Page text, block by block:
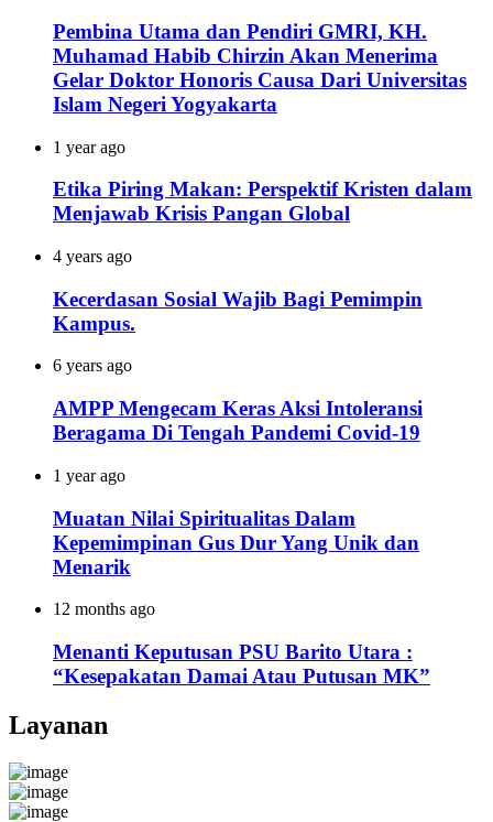
Pembina Utama dan Pendiri GMRI, KH.
Muhamad Habib Chirzin Akan Menerima
Gelar Doktor Honoris Causa Dari Universitas
Islam Negeri Yogyakarta
1 year ago
Etika Piring Makan: Perspektif Kristen dalam
Menjawab Krisis Pangan Global
4 years ago
Kecerdasan Sosial Wajib Bagi Pemimpin
Kampus.
6 years ago
AMPP Mengecam Keras Aksi Intoleransi
Beragama Di Tengah Pandemi Covid-19
1 year ago
Muatan Nilai Spiritualitas Dalam
Kepemimpinan Gus Dur Yang Unik dan
Menarik
12 months ago
Menanti Keputusan PSU Barito Utara :
“Kesepakatan Damai Atau Putusan MK”
Layanan